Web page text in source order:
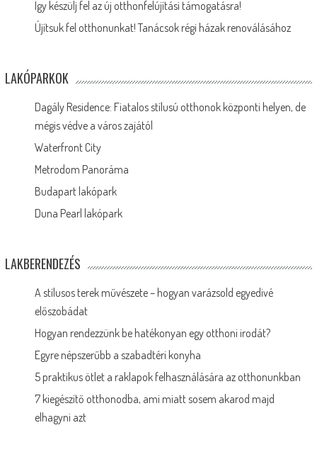
Így készülj fel az új otthonfelújítási támogatásra!
Újítsuk fel otthonunkat! Tanácsok régi házak renoválásához
LAKÓPARKOK
Dagály Residence: Fiatalos stílusú otthonok központi helyen, de
mégis védve a város zajától
Waterfront City
Metrodom Panoráma
Budapart lakópark
Duna Pearl lakópark
LAKBERENDEZÉS
A stílusos terek művészete – hogyan varázsold egyedivé
előszobádat
Hogyan rendezzünk be hatékonyan egy otthoni irodát?
Egyre népszerűbb a szabadtéri konyha
5 praktikus ötlet a raklapok felhasználására az otthonunkban
7 kiegészítő otthonodba, ami miatt sosem akarod majd
elhagyni azt